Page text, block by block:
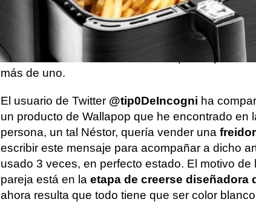
mensajes que llaman nuestra atención . Hace
hablábamos de laconversación de dos
acaba en amenaza de denuncia
, y hoy te
caso, esta vez sobre una reseña que ha
más de uno.
El usuario de Twitter @tip0DeIncogni ha
un producto de Wallapop que he encontrado en
persona, un tal Néstor, quería vender una
escribir este mensaje para acompañar a dicho
usado 3 veces, en perfecto estado. El motivo de
pareja está en la etapa de creerse diseñadora
ahora resulta que todo tiene que ser color